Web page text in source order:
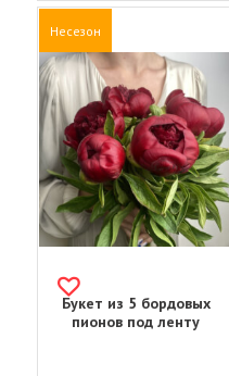
Несезон
Букет из 5 бордовых
пионов под ленту